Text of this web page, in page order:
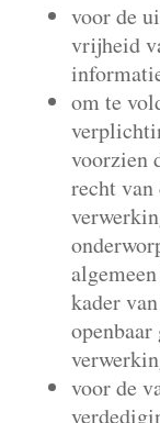
voor de
vrijheid
om te
voorzien
recht van
kader
openbaar
voor de